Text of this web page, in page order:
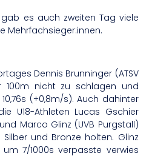
es auch zweiten Tag viele
Mehrfachsieger:innen.
Dennis Brunninger (ATSV
100m nicht zu schlagen und
(+0,8m/s). Auch dahinter
U18-Athleten Lucas Gschier
Marco Glinz (UVB Purgstall)
Silber und Bronze holten. Glinz
7/1000s verpasste verwies